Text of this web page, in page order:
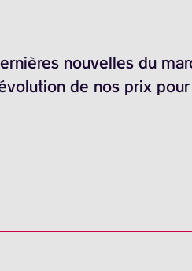
nouvelles du
de nos prix